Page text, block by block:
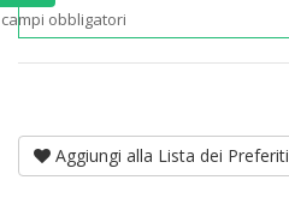
obbligatori
Aggiungi alla Lista dei Preferiti